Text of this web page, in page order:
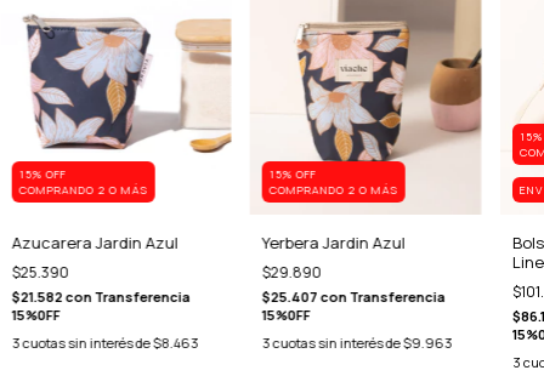
15% OFF
COMPRANDO 2 O MÁS
Azucarera Jardin Azul
$25.390
$21.582 con Transferencia
15%0FF
3cuotas sin interés de$8.463
15% OFF
COMPRANDO 2 O MÁS
Yerbera Jardin Azul
$29.890
$25.407 con Transferencia
15%0FF
3cuotas sin interés de$9.963
3